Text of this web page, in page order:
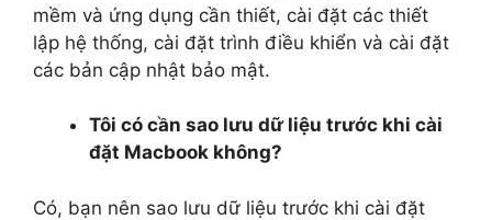
mềm và ứng dụng cần thiết, cài đặt các thiết
lập hệ thống, cài đặt trình điều khiển và cài đặt
các bản cập nhật bảo mật.
Tôi có cần sao lưu dữ liệu trước khi cài
đặt Macbook không?
Có, bạn nên sao lưu dữ liệu trước khi cài đặt